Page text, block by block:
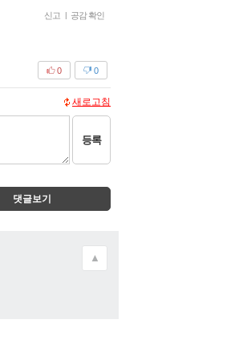
신고 | 공감 확인
0
0
새로고침
등록
댓글보기
▲